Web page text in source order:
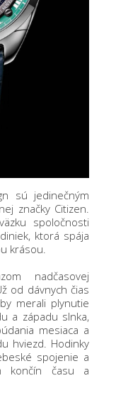
sú jedinečným
značky Citizen.
spoločnosti
ktorá spája
krásou.
nadčasovej
od dávnych čias
merali plynutie
a západu slnka,
mesiaca a
hviezd. Hodinky
spojenie a
končín času a